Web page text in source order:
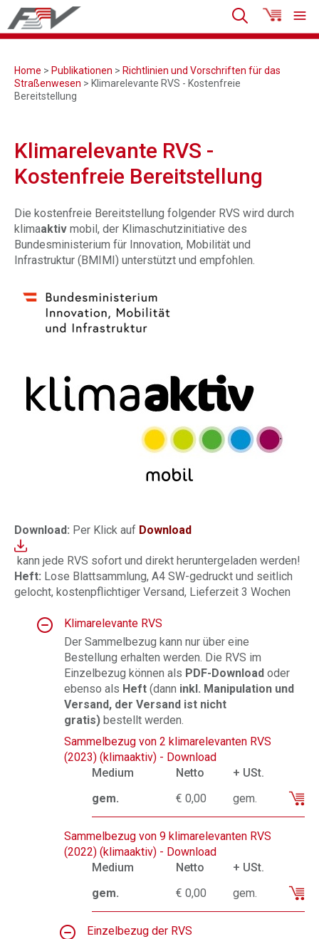
Home > Publikationen > Richtlinien und Vorschriften für das
Straßenwesen > Klimarelevante RVS - Kostenfreie
Bereitstellung
Klimarelevante RVS -
Kostenfreie Bereitstellung
Die kostenfreie Bereitstellung folgender RVS wird durch
klimaaktiv mobil, der Klimaschutzinitiative des
Bundesministerium für Innovation, Mobilität und
Infrastruktur (BMIMI) unterstützt und empfohlen.
Download: Per Klick auf Download
kann jede RVS sofort und direkt heruntergeladen werden!
Heft: Lose Blattsammlung, A4 SW-gedruckt und seitlich
gelocht, kostenpflichtiger Versand, Lieferzeit 3 Wochen
Klimarelevante RVS
Der Sammelbezug kann nur über eine
Bestellung erhalten werden. Die RVS im
Einzelbezug können als PDF-Downloadoder
ebenso als Heft (dann inkl. Manipulation und
Versand, der Versand ist nicht
gratis) bestellt werden.
Sammelbezug von 2 klimarelevanten RVS
(2023) (klimaaktiv) - Download
Medium
Netto
+ USt.
gem.
€ 0,00 gem.
Sammelbezug von 9 klimarelevanten RVS
(2022) (klimaaktiv) - Download
Medium
Netto
+ USt.
gem.
€ 0,00 gem.
Einzelbezug der RVS